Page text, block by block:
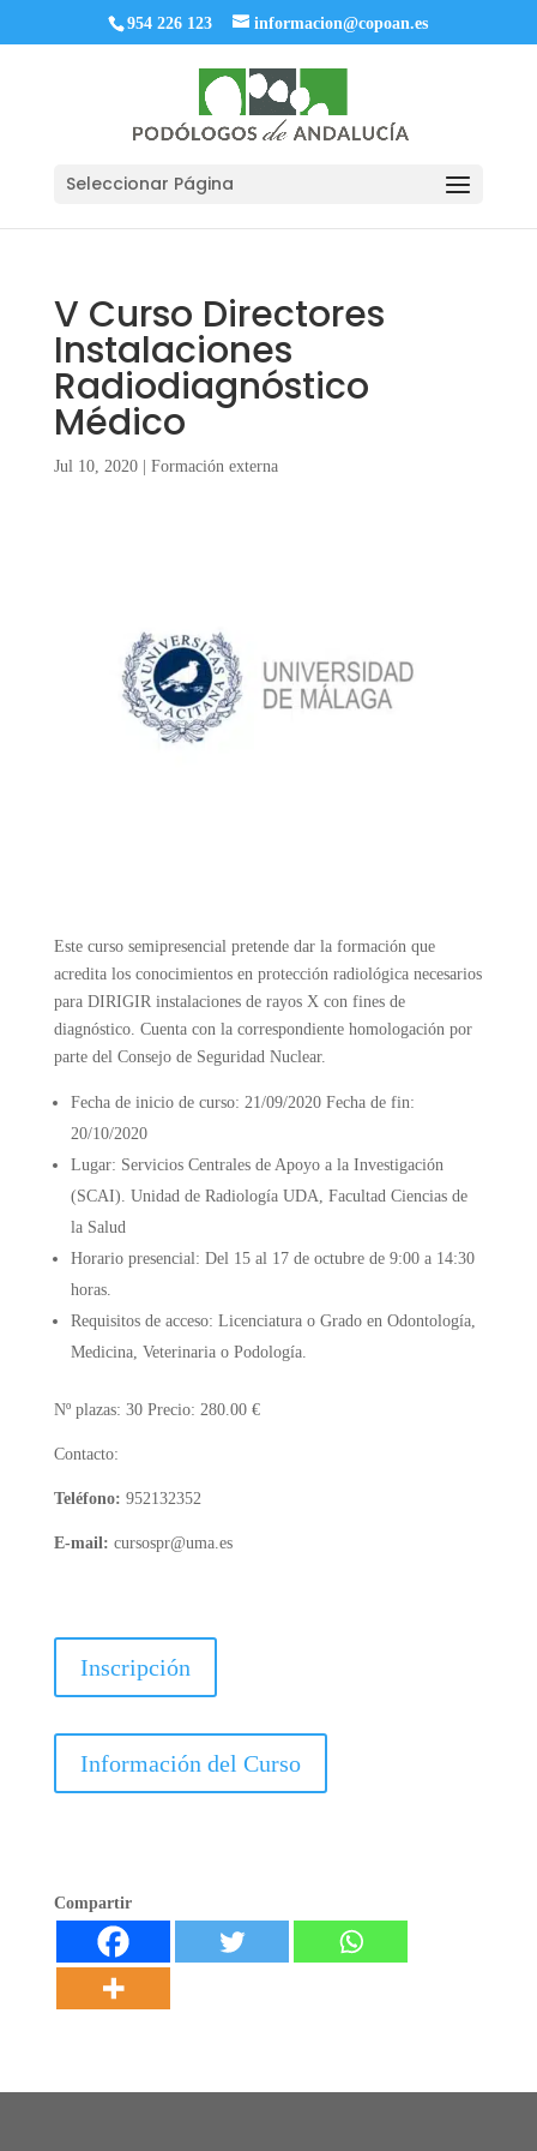
954 226 123 informacion@copoan.es
Seleccionar Página
V Curso Directores
Instalaciones
Radiodiagnóstico
Médico
Jul 10, 2020| Formación externa
Este curso semipresencial pretende dar la formación que
acredita los conocimientos en protección radiológica necesarios
para DIRIGIR instalaciones de rayos X con fines de
diagnóstico. Cuenta con la correspondiente homologación por
parte del Consejo de Seguridad Nuclear.
Fecha de inicio de curso: 21/09/2020 Fecha de fin:
20/10/2020
Lugar: Servicios Centrales de Apoyo a la Investigación
(SCAI). Unidad de Radiología UDA, Facultad Ciencias de
la Salud
Horario presencial: Del 15 al 17 de octubre de 9:00 a 14:30
horas.
Requisitos de acceso: Licenciatura o Grado en Odontología,
Medicina, Veterinaria o Podología.
Nº plazas: 30 Precio: 280.00 €
Contacto:
Teléfono: 952132352
E-mail: cursospr@uma.es
Inscripción
Información del Curso
Compartir